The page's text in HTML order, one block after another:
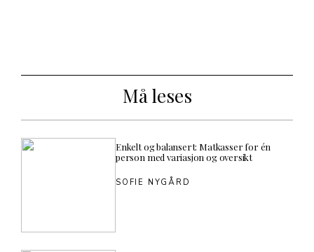
Må leses
Enkelt og balansert: Matkasser for én
person med variasjon og oversikt
SOFIE NYGÅRD